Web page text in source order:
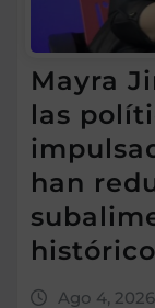
Mayra
las
han
Ago 4, 2026